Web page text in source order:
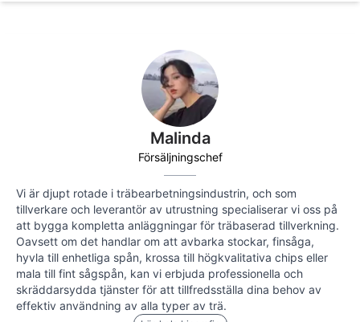
Malinda
Försäljningschef
Vi är djupt rotade i träbearbetningsindustrin, och som
tillverkare och leverantör av utrustning specialiserar vi oss på
att bygga kompletta anläggningar för träbaserad tillverkning.
Oavsett om det handlar om att avbarka stockar, finsåga,
hyvla till enhetliga spån, krossa till högkvalitativa chips eller
mala till fint sågspån, kan vi erbjuda professionella och
skräddarsydda tjänster för att tillfredsställa dina behov av
effektiv användning av alla typer av trä.